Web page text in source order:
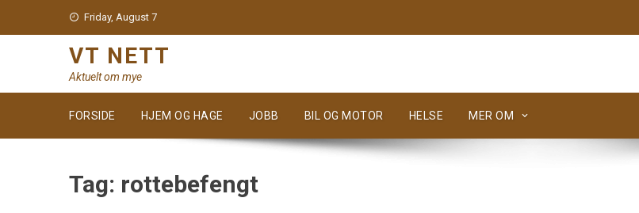
Friday, August 7
VT NETT
Aktuelt om mye
FORSIDE HJEM OG HAGE JOBB BIL OG MOTOR HELSE MER OM
Tag: rottebefengt